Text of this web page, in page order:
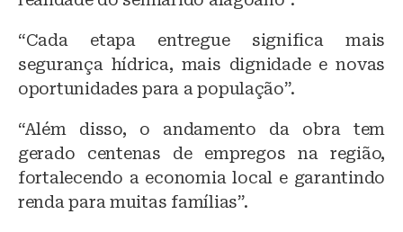
“Cada etapa entregue significa mais
segurança hídrica, mais dignidade e novas
oportunidades para a população”.
“Além disso, o andamento da obra tem
gerado centenas de empregos na região,
fortalecendo a economia local e garantindo
renda para muitas famílias”.